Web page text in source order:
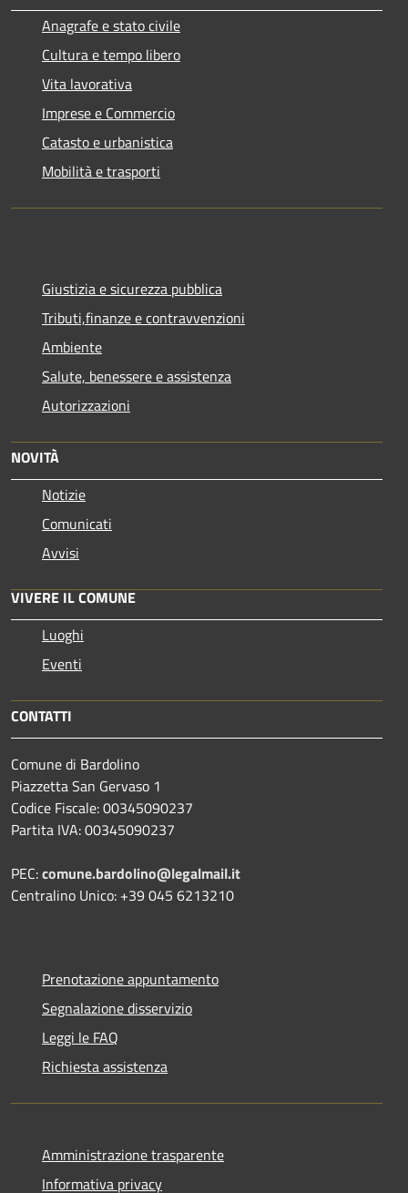
Anagrafe e stato civile
Cultura e tempo libero
Vita lavorativa
Imprese e Commercio
Catasto e urbanistica
Mobilità e trasporti
Giustizia e sicurezza pubblica
Tributi,finanze e contravvenzioni
Ambiente
Salute, benessere e assistenza
Autorizzazioni
NOVITÀ
Notizie
Comunicati
Avvisi
VIVERE IL COMUNE
Luoghi
Eventi
CONTATTI
Comune di Bardolino
Piazzetta San Gervaso 1
Codice Fiscale: 00345090237
Partita IVA: 00345090237
PEC:comune.bardolino@legalmail.it
Centralino Unico: +39 045 6213210
Prenotazione appuntamento
Segnalazione disservizio
Leggi le FAQ
Richiesta assistenza
Amministrazione trasparente
Informativa privacy